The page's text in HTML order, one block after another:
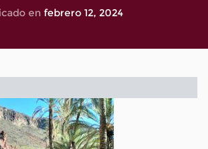
en febrero 12, 2024